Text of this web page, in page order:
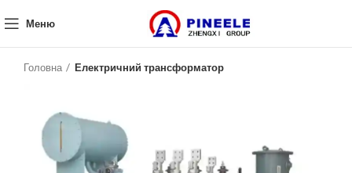
Меню
Головна Електричний трансформатор